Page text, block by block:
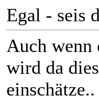
Egal - seis
Auch wenn
wird da
einschätze..